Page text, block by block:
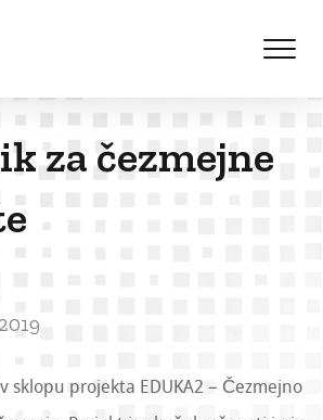
za čezmejne
sklopu projekta EDUKA2 – Čezmejno